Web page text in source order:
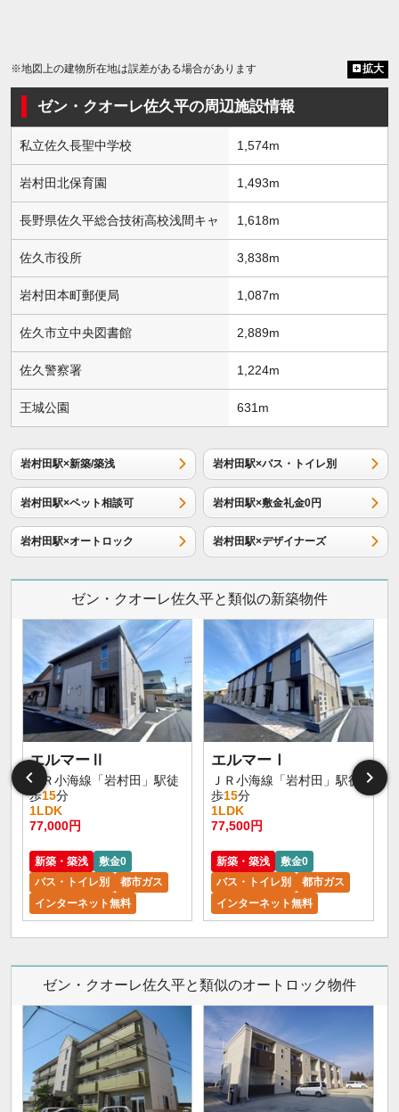
※地図上の建物所在地は誤差がある場合があります 拡大
ゼン・クオーレ佐久平の周辺施設情報
私立佐久長聖中学校 1,574m
岩村田北保育園 1,493m
長野県佐久平総合技術高校浅間キャ 1,618m
佐久市役所 3,838m
岩村田本町郵便局 1,087m
佐久市立中央図書館 2,889m
佐久警察署 1,224m
王城公園 631m
岩村田駅×新築/築浅 岩村田駅×バス・トイレ別
岩村田駅×ペット相談可 岩村田駅×敷金礼金0円
岩村田駅×オートロック 岩村田駅×デザイナーズ
ゼン・クオーレ佐久平と類似の新築物件
エルマーⅡ
ＪＲ小海線「岩村田」駅徒
歩15分
1LDK
77,000円
新築・築浅
敷金0
バス・トイレ別
都市ガス
インターネット無料
エルマーⅠ
ＪＲ小海線「岩村田」駅徒
歩15分
1LDK
77,500円
新築・築浅
敷金0
バス・トイレ別
都市ガス
インターネット無料
ゼン・クオーレ佐久平と類似のオートロック物件